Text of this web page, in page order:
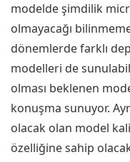
modelde şimdilik
olmayacağı
dönemlerde farklı
modelleri de
olması beklenen
konuşma sunuyor.
olacak olan model
özelliğine sahip